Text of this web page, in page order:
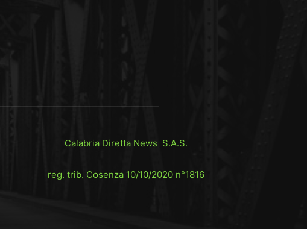
Calabria Diretta News S.A.S.
reg. trib. Cosenza 10/10/2020 n°1816